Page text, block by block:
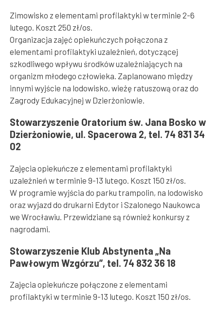
Zimowisko z elementami profilaktyki w terminie 2-6
lutego. Koszt 250 zł/os.
Organizacja zajęć opiekuńczych połączona z
elementami profilaktyki uzależnień, dotyczącej
szkodliwego wpływu środków uzależniających na
organizm młodego człowieka. Zaplanowano między
innymi wyjście na lodowisko, wieżę ratuszową oraz do
Zagrody Edukacyjnej w Dzierżoniowie.
Stowarzyszenie Oratorium św. Jana Bosko w
Dzierżoniowie, ul. Spacerowa 2, tel. 74 831 34
02
Zajęcia opiekuńcze z elementami profilaktyki
uzależnień w terminie 9-13 lutego. Koszt 150 zł/os.
W programie wyjścia do parku trampolin, na lodowisko
oraz wyjazd do drukarni Edytor i Szalonego Naukowca
we Wrocławiu. Przewidziane są również konkursy z
nagrodami.
Stowarzyszenie Klub Abstynenta „Na
Pawłowym Wzgórzu”, tel. 74 832 36 18
Zajęcia opiekuńcze połączone z elementami
profilaktyki w terminie 9-13 lutego. Koszt 150 zł/os.